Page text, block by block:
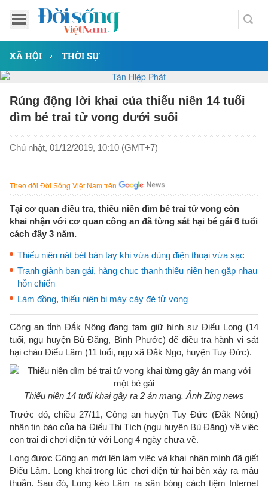
XÃ HỘI THỜI SỰ
Rúng động lời khai của thiếu niên 14 tuổi
dìm bé trai tử vong dưới suối
Chủ nhật, 01/12/2019, 10:10 (GMT+7)
Theo dõi Đời Sống Việt Nam trên
Tại cơ quan điều tra, thiếu niên dìm bé trai tử vong còn
khai nhận với cơ quan công an đã từng sát hại bé gái 6 tuổi
cách đây 3 năm.
Thiếu niên nát bét bàn tay khi vừa dùng điện thoại vừa sạc
Tranh giành bạn gái, hàng chục thanh thiếu niên hẹn gặp nhau
hỗn chiến
Làm đồng, thiếu niên bị máy cày đè tử vong
Công an tỉnh Đắk Nông đang tạm giữ hình sự Điểu Long (14
tuổi, ngụ huyện Bù Đăng, Bình Phước) để điều tra hành vi sát
hại cháu Điểu Lâm (11 tuổi, ngụ xã Đắk Ngo, huyện Tuy Đức).
Thiếu niên 14 tuổi khai gây ra 2 án mạng. Ảnh Zing news
Trước đó, chiều 27/11, Công an huyện Tuy Đức (Đắk Nông)
nhận tin báo của bà Điểu Thị Tích (ngụ huyện Bù Đăng) về việc
con trai đi chơi điện tử với Long 4 ngày chưa về.
Long được Công an mời lên làm việc và khai nhận mình đã giết
Điểu Lâm. Long khai trong lúc chơi điện tử hai bên xảy ra mâu
thuẫn. Sau đó, Long kéo Lâm ra sân bóng cách tiệm Internet